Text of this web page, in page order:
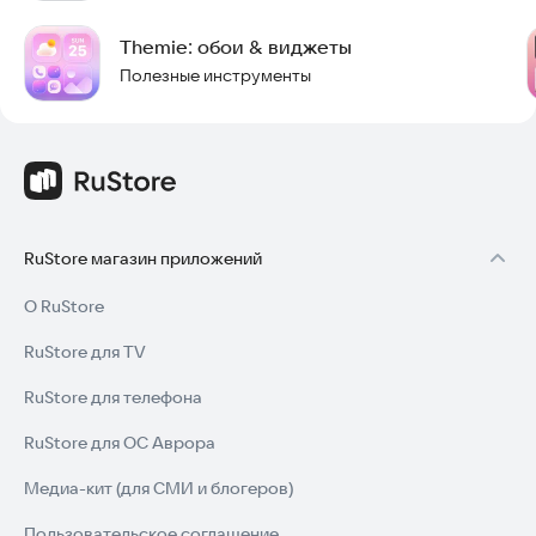
персонализации устройства и улучшения опыта
использования.
🔥 От интерактивных виджетов, добавляющих
необходимое, включая погоду, календари, часы, заметки и
многое другое, чтобы вы нашли идеальный виджет.
сегодня и сделайте своё устройство действительно
🔥 За有趣ные виджеты для питомцев!
🔥 Безупречные наборы иконок!
🔥 Разнообразные эстетичные виджеты и темы!
🔥 Персонализация, созданная специально для вас!
🔥 Лёгкая замена в один клик!
🔥 Потрясающие обои!
Themie: обои & виджеты
Полезные инструменты
RuStore магазин приложений
О RuStore
RuStore для TV
RuStore для телефона
RuStore для ОС Аврора
Медиа-кит (для СМИ и блогеров)